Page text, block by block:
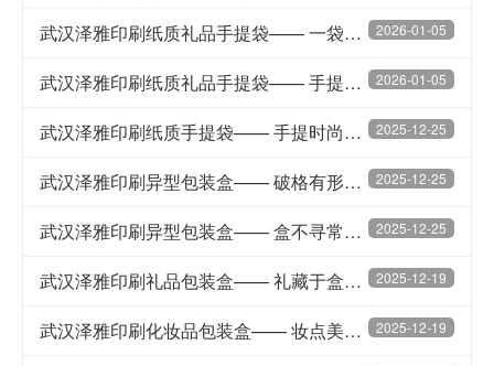
2026-01-05
武汉泽雅印刷纸质礼品手提袋—— 一袋承情，礼遇有型
2026-01-05
武汉泽雅印刷纸质礼品手提袋—— 手提袋载心意，礼遇自有形
2025-12-25
武汉泽雅印刷纸质手提袋—— 手提时尚，袋载形象
2025-12-25
武汉泽雅印刷异型包装盒—— 破格有形，盒载不凡
2025-12-25
武汉泽雅印刷异型包装盒—— 盒不寻常，一见难忘
2025-12-19
武汉泽雅印刷礼品包装盒—— 礼藏于盒，心意自显
2025-12-19
武汉泽雅印刷化妆品包装盒—— 妆点美丽，盒显精致